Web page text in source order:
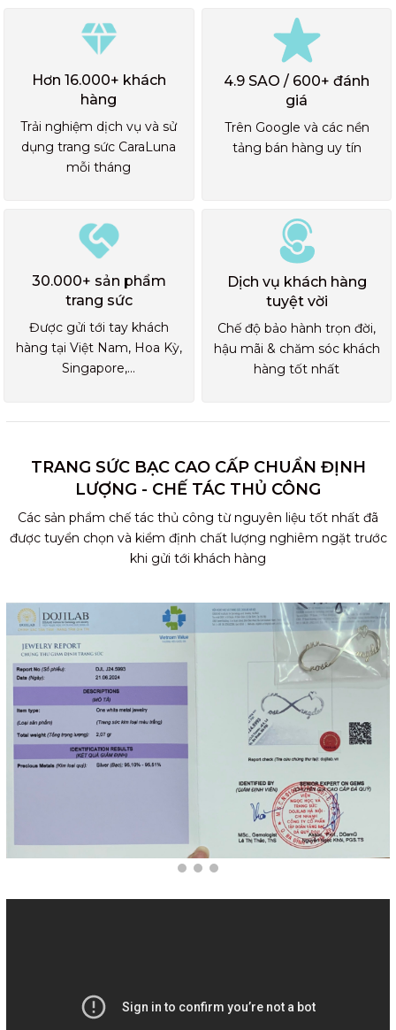
Hơn 16.000+ khách
hàng
Trải nghiệm dịch vụ và sử
dụng trang sức CaraLuna
mỗi tháng
4.9 SAO / 600+ đánh
giá
Trên Google và các nền
tảng bán hàng uy tín
30.000+ sản phẩm
trang sức
Được gửi tới tay khách
hàng tại Việt Nam, Hoa Kỳ,
Singapore,...
Dịch vụ khách hàng
tuyệt vời
Chế độ bảo hành trọn đời,
hậu mãi & chăm sóc khách
hàng tốt nhất
TRANG SỨC BẠC CAO CẤP CHUẨN ĐỊNH
LƯỢNG - CHẾ TÁC THỦ CÔNG
Các sản phẩm chế tác thủ công từ nguyên liệu tốt nhất đã
được tuyển chọn và kiểm định chất lượng nghiêm ngặt trước
khi gửi tới khách hàng